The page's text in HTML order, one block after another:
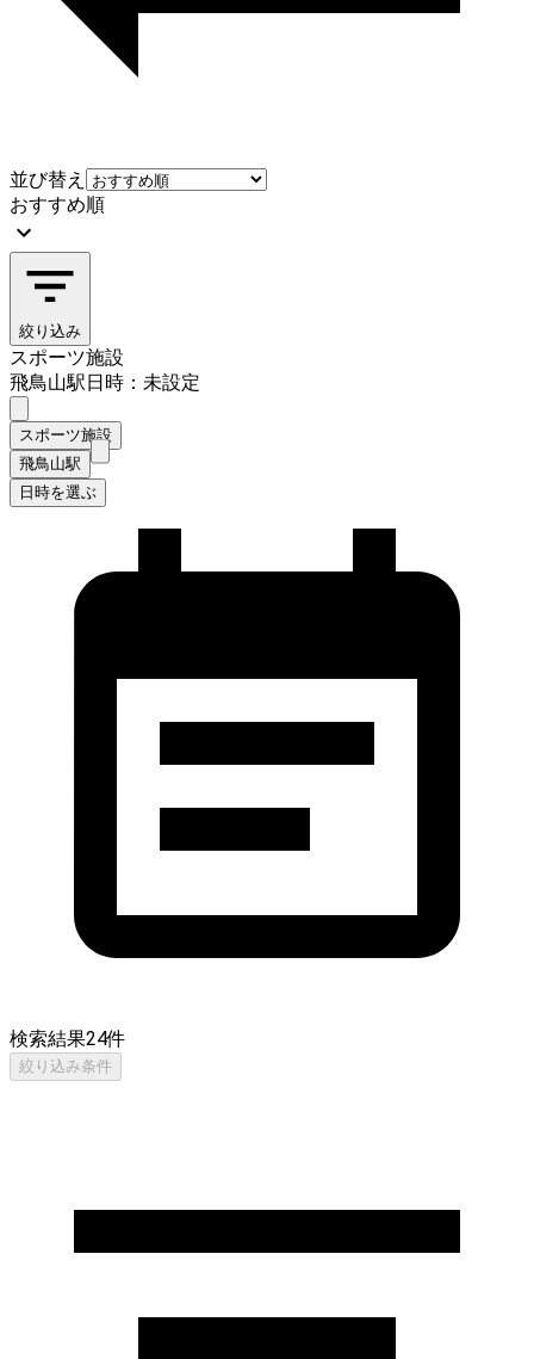
並び替え
おすすめ順
絞り込み
スポーツ施設
飛鳥山駅日時：未設定
スポーツ施設
飛鳥山駅
日時を選ぶ
検索結果24件
絞り込み条件